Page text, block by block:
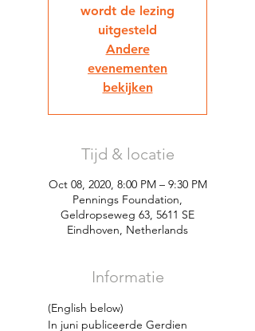
wordt de lezing
uitgesteld
Andere
evenementen
bekijken
Tijd & locatie
Oct 08, 2020, 8:00 PM – 9:30 PM
Pennings Foundation,
Geldropseweg 63, 5611 SE
Eindhoven, Netherlands
Informatie
(English below)
In juni publiceerde Gerdien